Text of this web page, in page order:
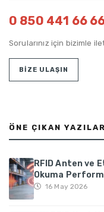
0 850 441 66
Sorularınız için bizimle
BİZE ULAŞIN
ÖNE ÇIKAN YAZILAR
RFID Anten ve
Okuma
16 May 2026